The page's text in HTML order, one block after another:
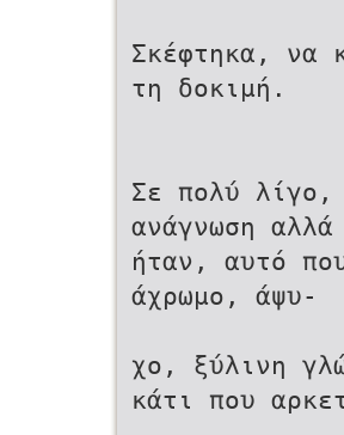
Σκέφτηκα, να
τη δοκιμή.
Σε πολύ λίγο,
ανάγνωση αλλά
ήταν, αυτό
άχρωμο, άψυ-
χο, ξύλινη
κάτι που